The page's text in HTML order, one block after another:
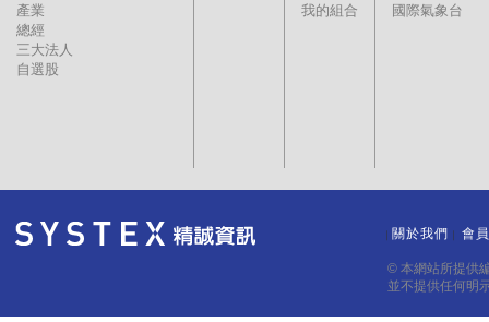
產業
總經
三大法人
自選股
我的組合
國際氣象台
關於我們 會
© 本網站所提供
並不提供任何明